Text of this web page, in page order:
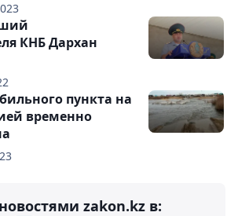
КНБ Дархан
пункта на
временно
zakon.kz в: